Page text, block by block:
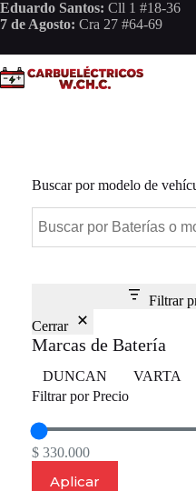
Saltar
al
Eduardo Santos: Cll 1 #18-36
7 de Agosto: Cra 27 #64-69
Buscar por modelo de
Filtrar
Cerrar
Marcas de Batería
Marca
DUNCAN VARTA
Filtrar por Precio
$ 330.000
Aplicar